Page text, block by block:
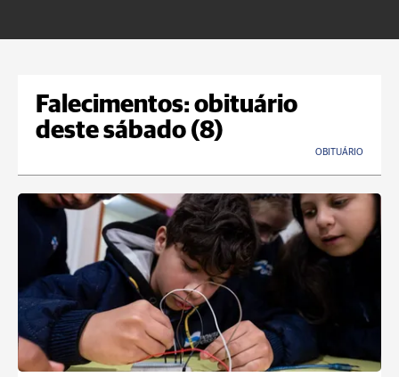
Falecimentos: obituário
deste sábado (8)
OBITUÁRIO